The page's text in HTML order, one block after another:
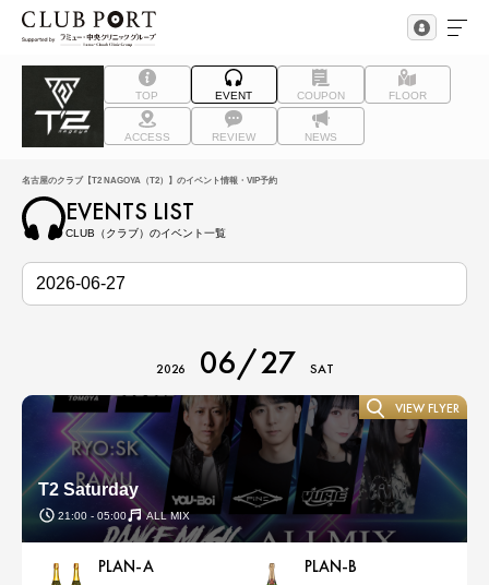
TOP EVENT COUPON FLOOR
ACCESS REVIEW NEWS
名古屋のクラブ【T2 NAGOYA（T2）】のイベント情報・VIP予約
EVENTS LIST
CLUB（クラブ）のイベント一覧
2026 06/27 SAT
T2 Saturday
21:00 - 05:00 ALL MIX
VIEW FLYER
PLAN-A PLAN-B